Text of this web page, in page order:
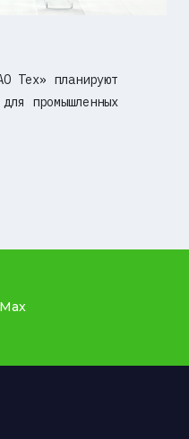
Тех» планируют
промышленных
Max